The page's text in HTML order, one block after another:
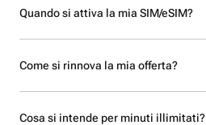
Quando si attiva la mia SIM/eSIM?
Come si rinnova la mia offerta?
Cosa si intende per minuti illimitati?